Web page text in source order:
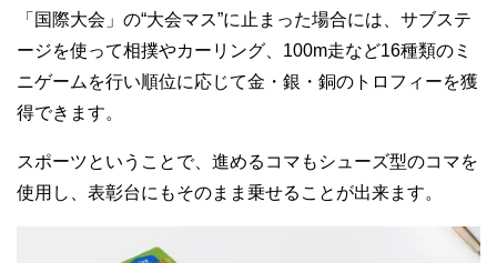
「国際大会」の“大会マス”に止まった場合には、サブステ
ージを使って相撲やカーリング、100m走など16種類のミ
ニゲームを行い順位に応じて金・銀・銅のトロフィーを獲
得できます。
スポーツということで、進めるコマもシューズ型のコマを
使用し、表彰台にもそのまま乗せることが出来ます。